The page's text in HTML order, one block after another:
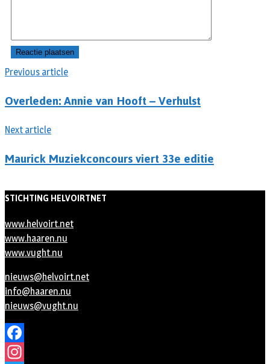
Previous article
Overleden: Annie van Hooft – Verhulst
Next article
Maurick Muziekconcours viert 33e editie
STICHTING HELVOIRTNET
www.helvoirt.net
www.haaren.nu
www.vught.nu
nieuws@helvoirt.net
info@haaren.nu
nieuws@vught.nu
Facebook